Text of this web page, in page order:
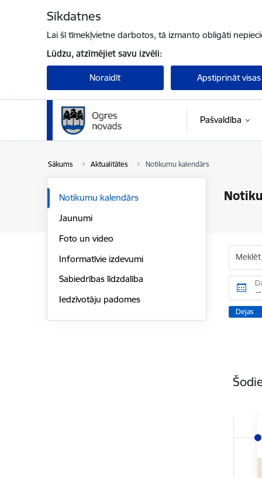
Sīkdatnes
Lai šī tīmekļvietne darbotos, tā izmanto obligāti
Lūdzu, atzīmējiet savu izvēli:
Noraidīt Apstiprināt visas
Pašvaldība
Sākums Aktualitātes Notikumu kalendārs
Notikumu kalendārs
Jaunumi
Foto un video
Informatīvie izdevumi
Sabiedrības līdzdalība
Iedzīvotāju padomes
Dejas